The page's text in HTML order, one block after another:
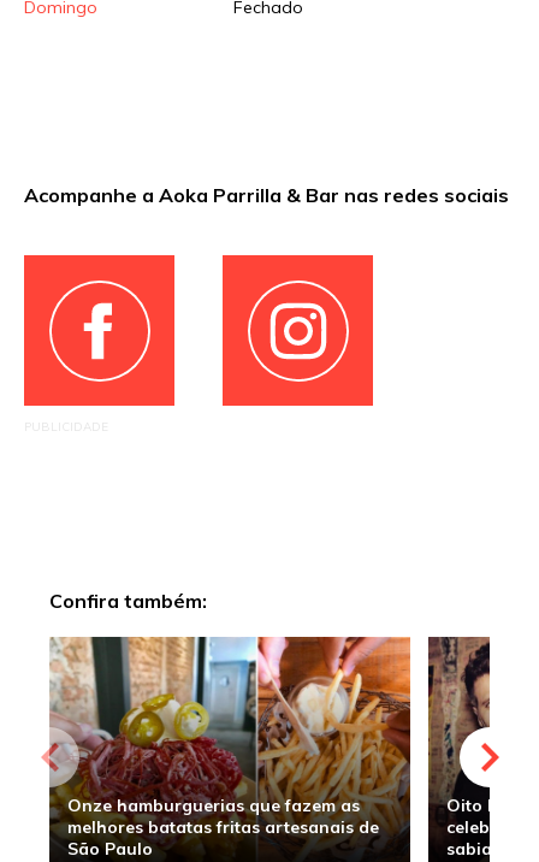
Domingo Fechado
Acompanhe a Aoka Parrilla & Bar nas redes sociais
PUBLICIDADE
Confira também:
Onze hamburguerias que fazem as
melhores batatas fritas artesanais de
São Paulo
Oito
sabia